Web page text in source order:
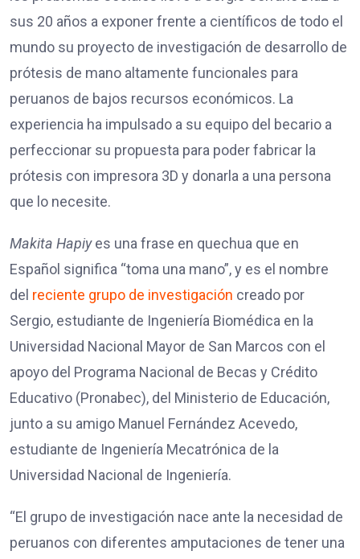
sus 20 años a exponer frente a científicos de todo el
mundo su proyecto de investigación de desarrollo de
prótesis de mano altamente funcionales para
peruanos de bajos recursos económicos. La
experiencia ha impulsado a su equipo del becario a
perfeccionar su propuesta para poder fabricar la
prótesis con impresora 3D y donarla a una persona
que lo necesite.
Makita Hapiyes una frase en quechua que en
Español significa “toma una mano”, y es el nombre
del reciente grupo de investigación creado por
Sergio, estudiante de Ingeniería Biomédica en la
Universidad Nacional Mayor de San Marcos con el
apoyo del Programa Nacional de Becas y Crédito
Educativo (Pronabec), del Ministerio de Educación,
junto a su amigo Manuel Fernández Acevedo,
estudiante de Ingeniería Mecatrónica de la
Universidad Nacional de Ingeniería.
“El grupo de investigación nace ante la necesidad de
peruanos con diferentes amputaciones de tener una